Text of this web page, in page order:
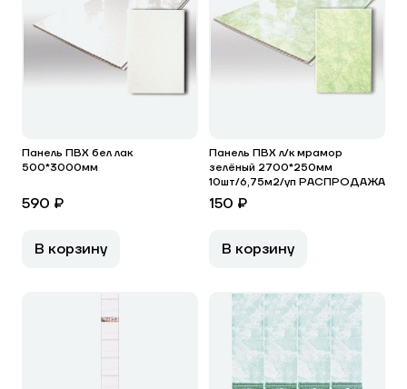
Панель ПВХ бел лак
500*3000мм
590 ₽
В корзину
Панель ПВХ л/к мрамор
зелёный 2700*250мм
10шт/6,75м2/уп РАСПРОДАЖА
150 ₽
В корзину